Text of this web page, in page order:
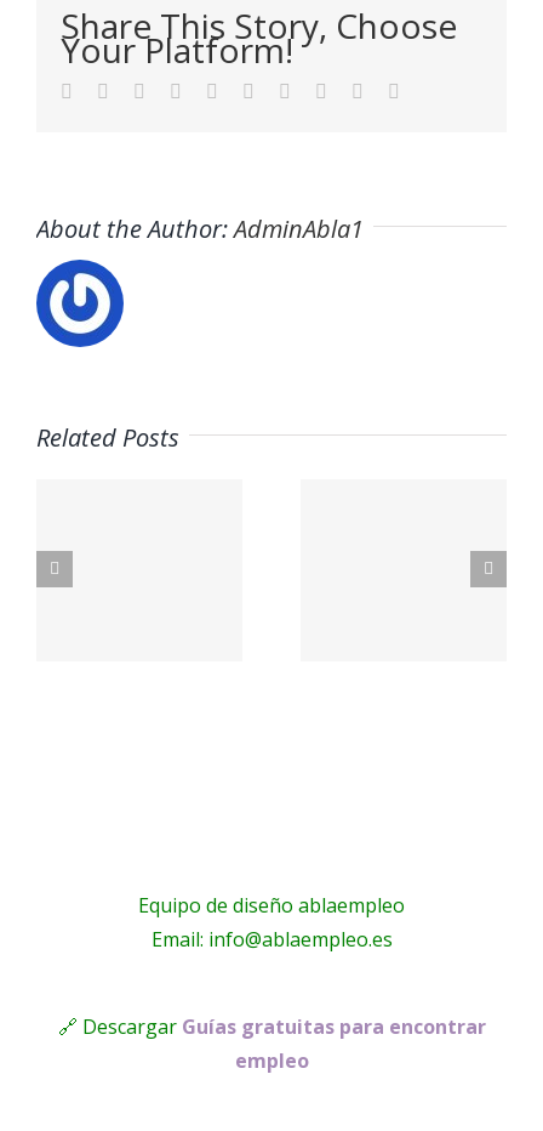
Share This Story, Choose
Your Platform!
Facebook
TwitterLinkedIn
Reddit WhatsApp
TumblrPinterest Xing
About the Author:AdminAbla1
Related Posts
con
nosotros
Equipo de diseño ablaempleo
Email: info@ablaempleo.es
🔗 Descargar Guías gratuitas para encontrar
empleo